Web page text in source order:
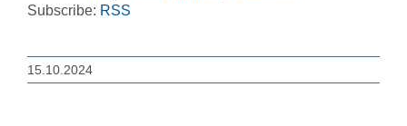
Subscribe: RSS
15.10.2024